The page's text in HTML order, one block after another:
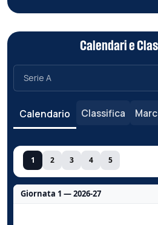
Calendari e
Calendario Classifica
1 2 3 4 5
Giornata 1 — 2026-27